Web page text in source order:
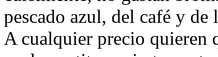
pescado azul, del café y de
A cualquier precio quieren